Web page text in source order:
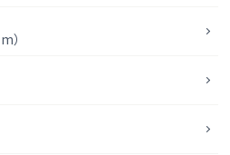
）